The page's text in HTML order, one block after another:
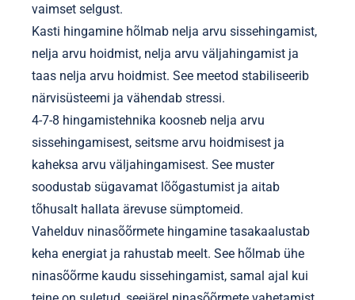
vaimset selgust.
Kasti hingamine hõlmab nelja arvu sissehingamist,
nelja arvu hoidmist, nelja arvu väljahingamist ja
taas nelja arvu hoidmist. See meetod stabiliseerib
närvisüsteemi ja vähendab stressi.
4-7-8 hingamistehnika koosneb nelja arvu
sissehingamisest, seitsme arvu hoidmisest ja
kaheksa arvu väljahingamisest. See muster
soodustab sügavamat lõõgastumist ja aitab
tõhusalt hallata ärevuse sümptomeid.
Vahelduv ninasõõrmete hingamine tasakaalustab
keha energiat ja rahustab meelt. See hõlmab ühe
ninasõõrme kaudu sissehingamist, samal ajal kui